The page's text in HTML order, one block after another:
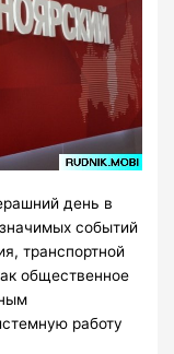
день в
событий
транспортной
общественное
работу